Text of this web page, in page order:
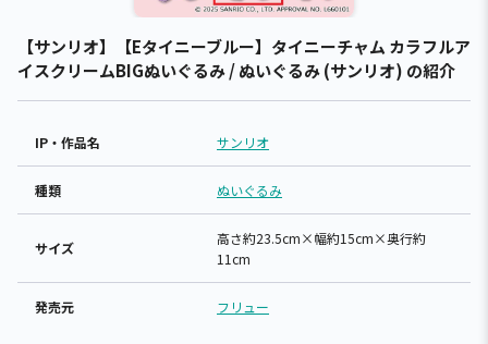
【サンリオ】【Eタイニーブルー】タイニーチャム カラフルア
イスクリームBIGぬいぐるみ / ぬいぐるみ (サンリオ) の紹介
IP・作品名 サンリオ
種類 ぬいぐるみ
サイズ
高さ約23.5cm×幅約15cm×奥行約
11cm
発売元 フリュー